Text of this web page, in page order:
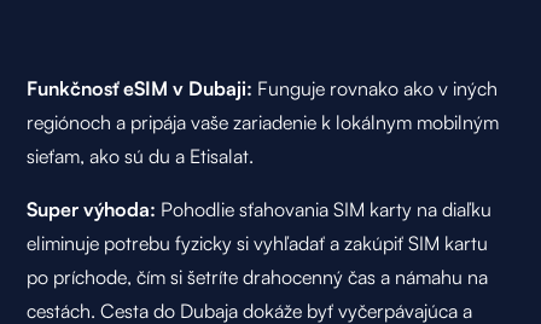
Funkčnosť eSIM v Dubaji: Funguje rovnako ako v iných
regiónoch a pripája vaše zariadenie k lokálnym mobilným
sieťam, ako súdu a Etisalat.
Super výhoda: Pohodlie sťahovania SIM karty na diaľku
eliminuje potrebu fyzicky si vyhľadať a zakúpiť SIM kartu
po príchode, čím si šetríte drahocenný čas a námahu na
cestách. Cesta do Dubaja dokáže byť vyčerpávajúca a